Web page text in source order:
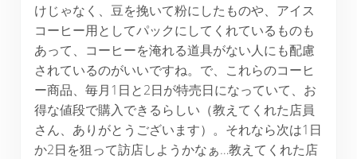
けじゃなく、豆を挽いて粉にしたものや、アイス
コーヒー用としてパックにしてくれているものも
あって、コーヒーを淹れる道具がない人にも配慮
されているのがいいですね。で、これらのコーヒ
ー商品、毎月1日と2日が特売日になっていて、お
得な値段で購入できるらしい（教えてくれた店員
さん、ありがとうございます）。それなら次は1日
か2日を狙って訪店しようかなぁ…教えてくれた店